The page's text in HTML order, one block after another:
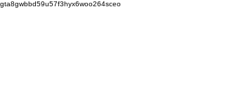
gta8gwbbd59u57f3hyx6woo264sceo